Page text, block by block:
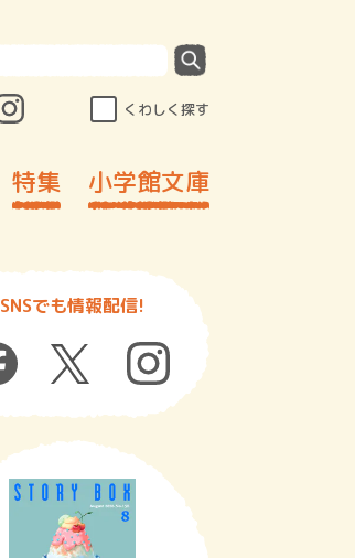
くわしく探す
特集 小学館文庫
SNSでも情報配信!